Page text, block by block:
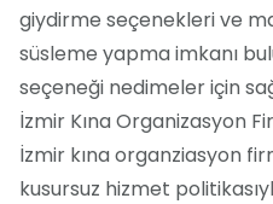
giydirme seçenekleri ve
süsleme yapma imkanı
seçeneği nedimeler için
İzmir Kına Organizasyon
İzmir kına organziasyon
kusursuz hizmet